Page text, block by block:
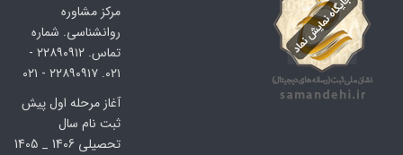
مرکز مشاوره
روانشناسی. شماره
تماس. ۲۲۸۹۰۹۱۲ -
۰۲۱. ۲۲۸۹۰۹۱۷ - ۰۲۱
آغاز مرحله اول پیش
ثبت نام سال
تحصیلی 1406 _ 1405